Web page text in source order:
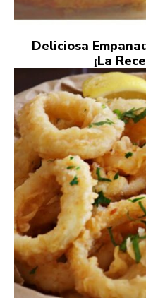
Deliciosa
¡La